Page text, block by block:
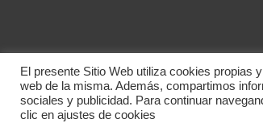
©
El presente Sitio Web utiliza cookies propias
web de la misma. Además, compartimos
sociales y publicidad. Para continuar
clic en ajustes de cookies